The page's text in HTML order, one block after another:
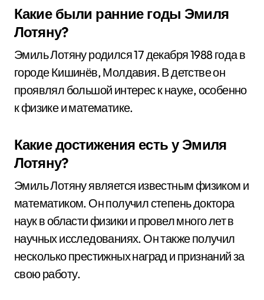
Какие были ранние годы Эмиля
Лотяну?
Эмиль Лотяну родился 17 декабря 1988 года в
городе Кишинёв, Молдавия. В детстве он
проявлял большой интерес к науке, особенно
к физике и математике.
Какие достижения есть у Эмиля
Лотяну?
Эмиль Лотяну является известным физиком и
математиком. Он получил степень доктора
наук в области физики и провел много лет в
научных исследованиях. Он также получил
несколько престижных наград и признаний за
свою работу.